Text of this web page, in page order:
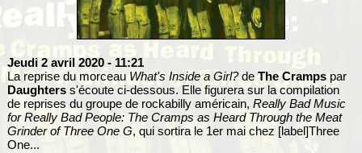
Jeudi 2 avril 2020 - 11:21
La reprise du morceau What's Inside a Girl?de The Crampspar
Daughterss'écoute ci-dessous. Elle figurera sur la compilation
de reprises du groupe de rockabilly américain, Really Bad Music
for Really Bad People: The Cramps as Heard Through the Meat
Grinder of Three One G, qui sortira le 1er mai chez [label]Three
One...